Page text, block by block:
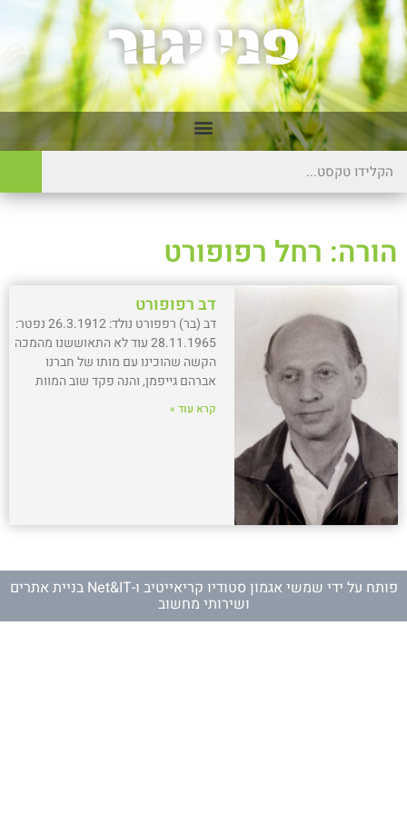
הורה: רחל רפופורט
דב רפופורט
דב (בר) רפפורט נולד: 26.3.1912 נפטר:
28.11.1965 עוד לא התאוששנו מהמכה
הקשה שהוכינו עם מותו של חברנו
אברהם גייפמן, והנה פקד שוב המוות
קרא עוד »
פותח על ידי שמשי אגמון סטודיו קריאייטיב ו- Net&IT בניית אתרים
ושירותי מחשוב